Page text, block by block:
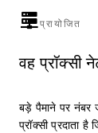
प्रायोजित
वह प्रॉक्सी
बड़े पैमाने पर नंबर
प्रॉक्सी प्रदाता